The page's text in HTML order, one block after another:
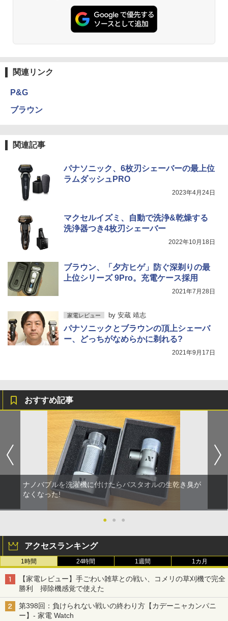
関連リンク
P&G
ブラウン
関連記事
パナソニック、6枚刃シェーバーの最上位
ラムダッシュPRO
2023年4月24日
マクセルイズミ、自動で洗浄&乾燥する
洗浄器つき4枚刃シェーバー
2022年10月18日
ブラウン、「夕方ヒゲ」防ぐ深剃りの最
上位シリーズ 9Pro。充電ケース採用
2021年7月28日
家電レビュー by 安蔵 靖志
パナソニックとブラウンの頂上シェーバ
ー、どっちがなめらかに剃れる?
2021年9月17日
おすすめ記事
ナノバブルを洗濯機に付けたらバスタオルの生乾き臭が
なくなった!
● ● ●
アクセスランキング
1時間 24時間 1週間 1カ月
【家電レビュー】手ごわい雑草との戦い、コメリの草刈機で完全
勝利 掃除機感覚で使えた
第398回：負けられない戦いの終わり方【カデーニャカンパニ
ー】- 家電 Watch